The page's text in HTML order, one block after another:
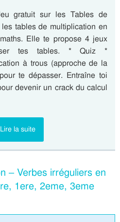
gratuit sur les Tables de
tables de multiplication en
Elle te propose 4 jeux
tes tables. * Quiz *
à trous (approche de la
te dépasser. Entraîne toi
devenir un crack du calcul
Lire la suite
– Verbes irréguliers en
1ere, 2eme, 3eme